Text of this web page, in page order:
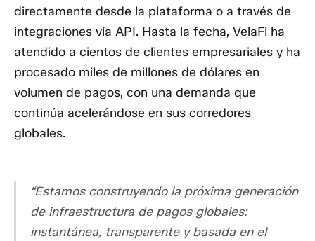
directamente desde la plataforma o a través de
integraciones vía API. Hasta la fecha, VelaFi ha
atendido a cientos de clientes empresariales y ha
procesado miles de millones de dólares en
volumen de pagos, con una demanda que
continúa acelerándose en sus corredores
globales.
“Estamos construyendo la próxima generación
de infraestructura de pagos globales:
instantánea, transparente y basada en el